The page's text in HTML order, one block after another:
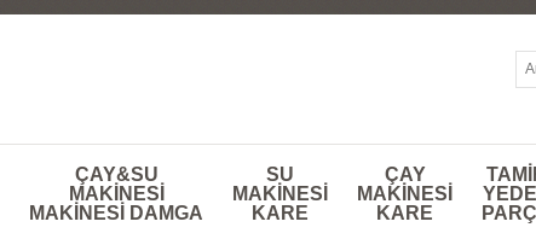
ÇAY&SU
MAKINESI
MAKINESI DAMGA
SU
MAKINESI
KARE
ÇAY
MAKINESI
KARE